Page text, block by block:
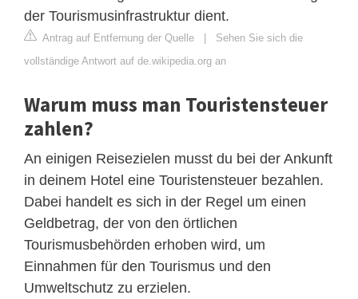
der Tourismusinfrastruktur dient.
Antrag auf Entfernung der Quelle | Sehen Sie sich die
vollständige Antwort auf de.wikipedia.org an
Warum muss man Touristensteuer
zahlen?
An einigen Reisezielen musst du bei der Ankunft
in deinem Hotel eine Touristensteuer bezahlen.
Dabei handelt es sich in der Regel um einen
Geldbetrag, der von den örtlichen
Tourismusbehörden erhoben wird, um
Einnahmen für den Tourismus und den
Umweltschutz zu erzielen.